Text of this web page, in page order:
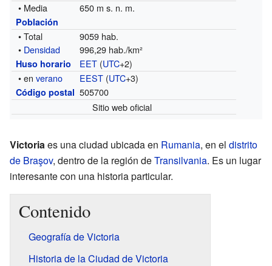
• Media 650 m s. n. m.
Población
• Total
9059 hab.
• Densidad 996,29 hab./km²
Huso horario EET (UTC+2)
• enverano EEST (UTC+3)
Código postal 505700
Sitio web oficial
Victoriaes una ciudad ubicada en Rumania, en el distrito
de Braşov, dentro de la región deTransilvania. Es un lugar
interesante con una historia particular.
Contenido
Geografía de Victoria
Historia de la Ciudad de Victoria